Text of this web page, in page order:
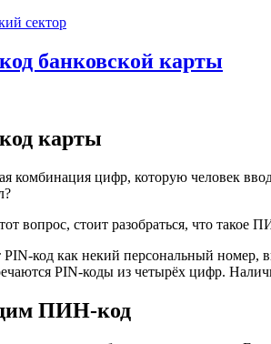
сектор
банковской карты
карты
комбинация цифр, которую человек
вопрос, стоит разобраться, что такое
код как некий персональный номер,
PIN-коды из четырёх цифр.
ПИН-код